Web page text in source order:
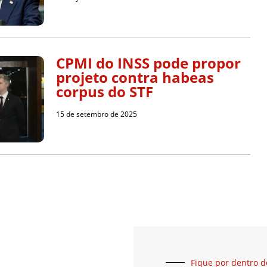
CPMI do INSS pode propor
projeto contra habeas
corpus do STF
15 de setembro de 2025
Fique por dentro